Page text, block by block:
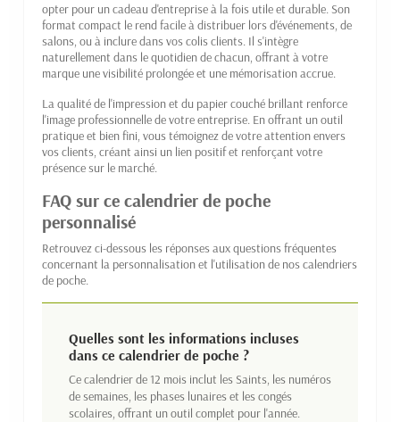
opter pour un cadeau d'entreprise à la fois utile et durable. Son
format compact le rend facile à distribuer lors d'événements, de
salons, ou à inclure dans vos colis clients. Il s'intègre
naturellement dans le quotidien de chacun, offrant à votre
marque une visibilité prolongée et une mémorisation accrue.
La qualité de l'impression et du papier couché brillant renforce
l'image professionnelle de votre entreprise. En offrant un outil
pratique et bien fini, vous témoignez de votre attention envers
vos clients, créant ainsi un lien positif et renforçant votre
présence sur le marché.
FAQ sur ce calendrier de poche
personnalisé
Retrouvez ci-dessous les réponses aux questions fréquentes
concernant la personnalisation et l'utilisation de nos calendriers
de poche.
Quelles sont les informations incluses
dans ce calendrier de poche ?
Ce calendrier de 12 mois inclut les Saints, les numéros
de semaines, les phases lunaires et les congés
scolaires, offrant un outil complet pour l'année.